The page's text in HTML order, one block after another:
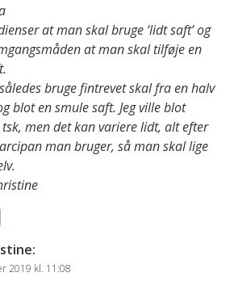
at man skal bruge ‘lidt saft’ og
at man skal tilføje en
bruge fintrevet skal fra en halv
blot en smule saft. Jeg ville blot
men det kan variere lidt, alt efter
man bruger, så man skal lige
:
2019 kl. 11:08